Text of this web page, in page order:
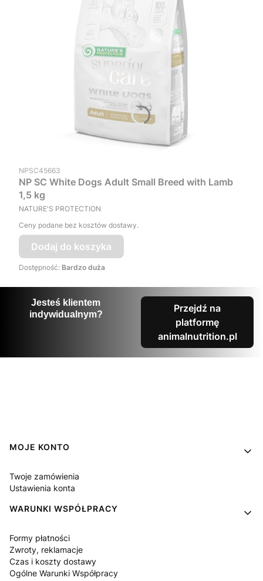
Kod produktu
NPSC45663
NP SC White Dogs Adult Small Breed with Lamb
1,5 kg
PRODUCENT
NATURE'S PROTECTION
Ceny podane bez kosztów dostawy.
Dodaj do koszyka
Dostępność: Bardzo duża
Jesteś klientem
indywidualnym?
Przejdź na
platformę
animalnutrition.pl
Linki w stopce
MOJE KONTO
Twoje zamówienia
Ustawienia konta
WARUNKI WSPÓŁPRACY
Formy płatności
Zwroty, reklamacje
Czas i koszty dostawy
Ogólne Warunki Współpracy